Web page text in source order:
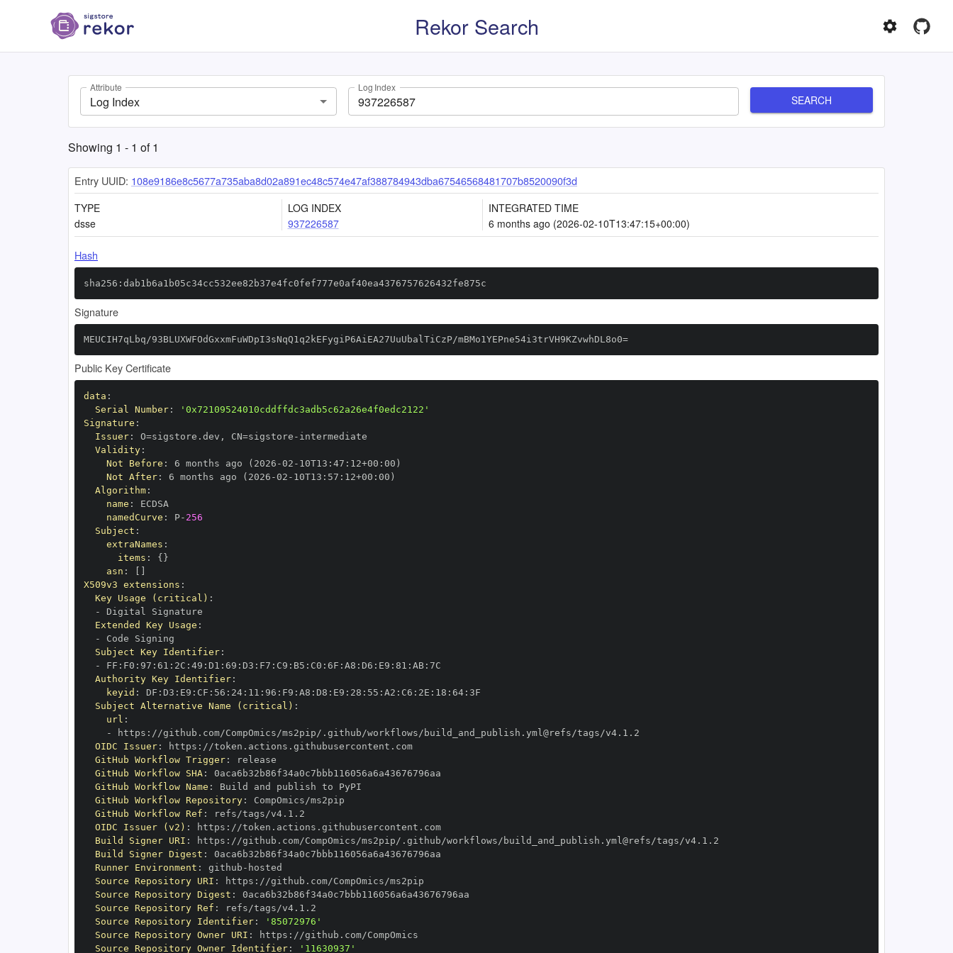
Rekor Search
Attribute
Log Index
Log Index
SEARCH
Showing 1 - 1 of1
Entry UUID: 108e9186e8c5677a735aba8d02a891ec48c574e47af388784943dba67546568481707b8520090f3d
TYPE
dsse
LOG INDEX
937226587
INTEGRATED TIME
6 months ago (2026-02-10T13:47:15+00:00)
Hash
sha256:dab1b6a1b05c34cc532ee82b37e4fc0fef777e0af40ea4376757626432fe875c
Signature
MEUCIH7qLbq/93BLUXWFOdGxxmFuWDpI3sNqQ1q2kEFygiP6AiEA27UuUbalTiCzP/mBMo1YEPne54i3trVH9KZvwhDL8o0=
Public Key Certificate
data :
Serial Number:
'0x72109524010cddffdc3adb5c62a26e4f0edc2122'
Signature :
Issuer: O=sigstore.dev , CN=sigstore -
Validity:
Not Before : 6 months ago (2026 -02 - 10T13 : 47 : 12+00 :
Not After: 6 months ago (2026 -02 - 10T13 : 57 : 12+00 :
Algorithm:
name :
namedCurve : P- 256
Subject :
extraNames :
items : { }
asn :
X509v3 extensions :
Key Usage (critical) :
-
Extended Key Usage :
-
Subject Key Identifier:
-
FF : F0 : 97 : 61 : 2C : 49 : D1 : 69 : D3 : F7 : C9 : B5 : C0 : 6F : A8 : D6 : E9 : 81 : AB:
Authority Key Identifier:
keyid : DF : D3 : E9 : CF : 56 : 24: 11 : 96 : F9 : A8 : D8 : E9 : 28 : 55 : A2 : C6 : 2E : 18 : 64:
Subject Alternative Name (critical) :
url :
-
https :
OIDC Issuer: https :
//token.actions.githubusercontent.com
GitHub Workflow Trigger:
GitHub Workflow SHA:
GitHub Workflow Name :
GitHub Workflow Repository:
GitHub Workflow Ref :
OIDC Issuer (v2) : https :
//token.actions.githubusercontent.com
Build Signer URI : https :
Build Signer Digest :
Runner Environment : github -
Source Repository URI : https :
Source Repository Digest :
Source Repository Ref :
Source Repository Identifier:
'85072976'
Source Repository Owner URI : https :
Source Repository Owner Identifier: '11630937'